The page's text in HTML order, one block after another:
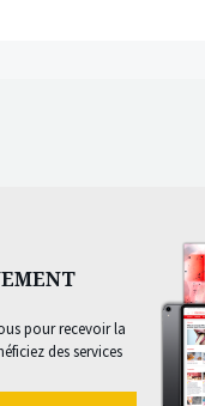
pour recevoir la
des services